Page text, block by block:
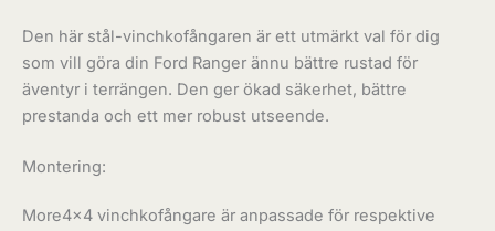
Den här stål-vinchkofångaren är ett utmärkt val för dig
som vill göra din Ford Ranger ännu bättre rustad för
äventyr i terrängen. Den ger ökad säkerhet, bättre
prestanda och ett mer robust utseende.
Montering:
More4x4 vinchkofångare är anpassade för respektive